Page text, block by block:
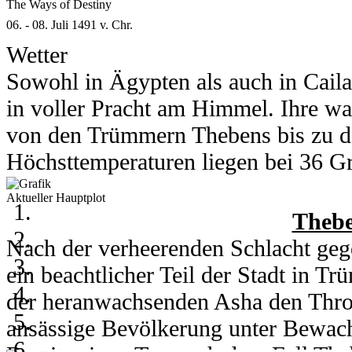
Was erwartet euch auf dieser
heraus! Und ein kleiner Tipp: Lasst
The Ways of Destiny
06. - 08. Juli 1491 v. Chr.
Wetter
Sowohl in Ägypten als auch in
in voller Pracht am Himmel. Ihre
von den Trümmern Thebens bis zu
Höchsttemperaturen liegen bei 36
Grad runter.
In Kou herrschen am 6. und 7. Juli
Grad. Am 8. des Monats kühlt ein
auf 28 Grad runter. Nachts erreicht
Aktueller Hauptplot
Nach der verheerenden Schlacht
ein beachtlicher Teil der Stadt in
der heranwachsenden Asha den
ansässige Bevölkerung unter